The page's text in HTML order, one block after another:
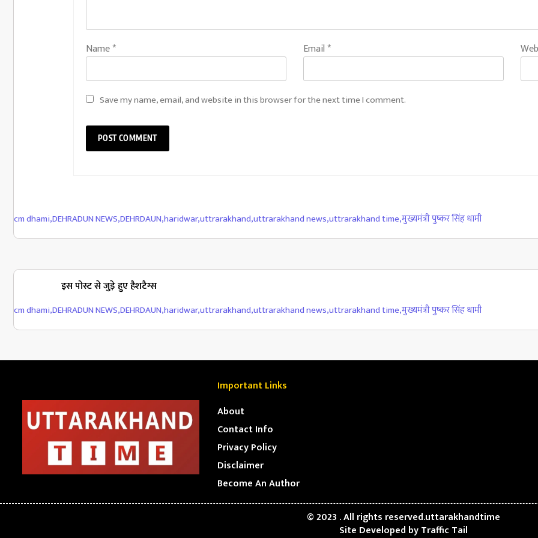
Name* Email *
Save my name, email, and website in this browser for the next time I comment.
cm dhami,DEHRADUN NEWS,DEHRDAUN,haridwar,uttrarakhand,uttrarakhand news,uttrarakhand time,मुख्यमंत्री पुष्कर सिंह धामी
इस पोस्ट से जुड़े हुए हैशटैग्स
cm dhami,DEHRADUN NEWS,DEHRDAUN,haridwar,uttrarakhand,uttrarakhand news,uttrarakhand time,मुख्यमंत्री पुष्कर सिंह धामी
Important Links
About
Contact Info
Privacy Policy
Disclaimer
Become An Author
© 2023 . All rights reserved.uttarakhandtime
Site Developed byTraffic Tail